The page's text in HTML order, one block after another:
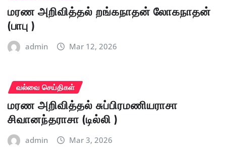
மரண அறிவித்தல் றங்கநாதன் லோகநாதன்
(பாபு )
admin Mar 12, 2026
வல்வை செய்திகள்
மரண அறிவித்தல் சுப்பிரமணியராசா
சிவானந்தராசா (டில்லி )
admin Mar 3, 2026